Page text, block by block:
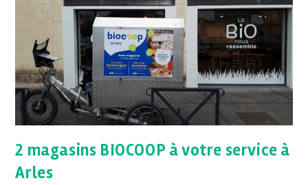
2 magasins BIOCOOP à votre service à
Arles